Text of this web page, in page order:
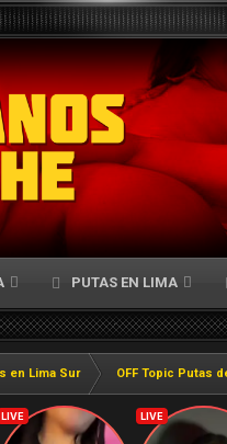
PUTAS EN LIMA
en Lima Sur OFF Topic Putas